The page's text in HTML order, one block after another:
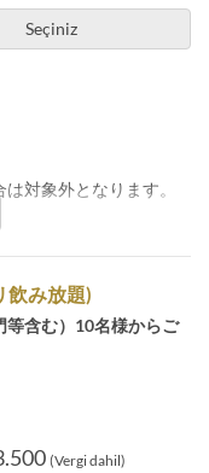
Seçiniz
対象外となります。
飲み放題)
等含む）10名様からご
(Vergi dahil)